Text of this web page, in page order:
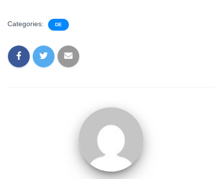
Categories: DE